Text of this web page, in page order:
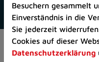
Navigation/Menü
springen
(Schnelltaste
M)
Zur
Aktuelles
Besuchern gesammelt
Einverständnis in die
Sie jederzeit
Cookies auf dieser
Datenschutzerklärung